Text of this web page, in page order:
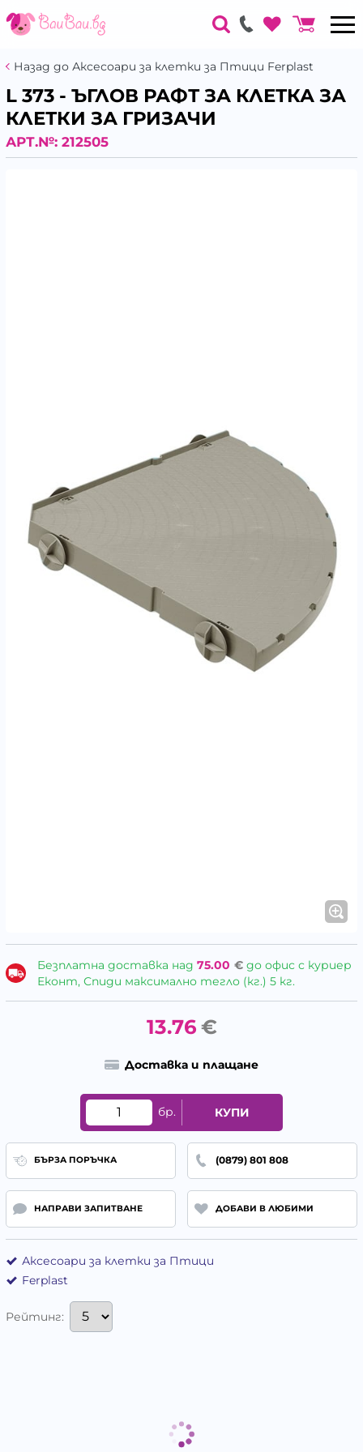
Назад до Аксесоари за клетки за Птици Ferplast
L 373 - ЪГЛОВ РАФТ ЗА КЛЕТКА ЗА
КЛЕТКИ ЗА ГРИЗАЧИ
АРТ.№: 212505
Безплатна доставка над 75.00 €до офис с куриер
Еконт, Спиди максимално тегло (кг.) 5 кг.
13.76 €
Доставка и плащане
бр. КУПИ
БЪРЗА ПОРЪЧКА (0879) 801 808
НАПРАВИ ЗАПИТВАНЕ ДОБАВИ В ЛЮБИМИ
Аксесоари за клетки за Птици
Ferplast
Рейтинг: